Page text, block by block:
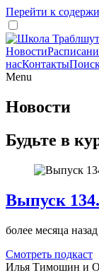
Перейти к
Новости
насКонтакты
Menu
Новости
Будьте в
Выпуск
более месяца назад
Смотреть подкаст
Илья Тимошин и